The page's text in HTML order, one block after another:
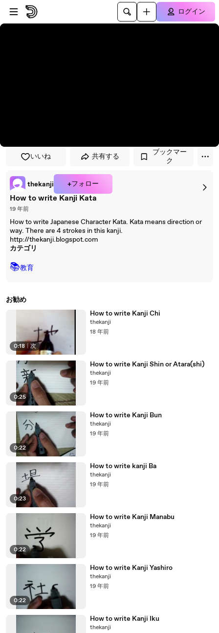
プレイヤーにスキップ
メインコンテンツにスキップ
ログイン
いいね 共有する
ブックマー
ク
thekanji +フォロー
How to write Kanji Kata
19 年前
How to write Japanese Character Kata. Kata means direction or
way. There are 4 strokes in this kanji.
http://thekanji.blogspot.com
カテゴリ
📚教育
お勧め
0:18 | 次
How to write Kanji Chi
thekanji
18 年前
0:25
How to write Kanji Shin or Atara(shi)
thekanji
19 年前
0:22
How to write Kanji Bun
thekanji
19 年前
0:23
How to write kanji Ba
thekanji
19 年前
0:22
How to write Kanji Manabu
thekanji
19 年前
0:22
How to write Kanji Yashiro
thekanji
19 年前
How to write Kanji Iku
thekanji